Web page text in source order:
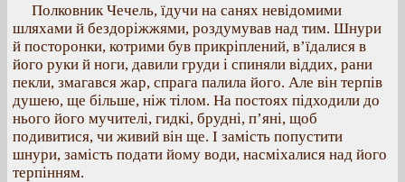
Полковник Чечель, їдучи на санях невідомими
шляхами й бездоріжжями, роздумував над тим. Шнури
й посторонки, котрими був прикріплений, в’їдалися в
його руки й ноги, давили груди і спиняли віддих, рани
пекли, змагався жар, спрага палила його. Але він терпів
душею, ще більше, ніж тілом. На постоях підходили до
нього його мучителі, гидкі, брудні, п’яні, щоб
подивитися, чи живий він ще. І замість попустити
шнури, замість подати йому води, насміхалися над його
терпінням.